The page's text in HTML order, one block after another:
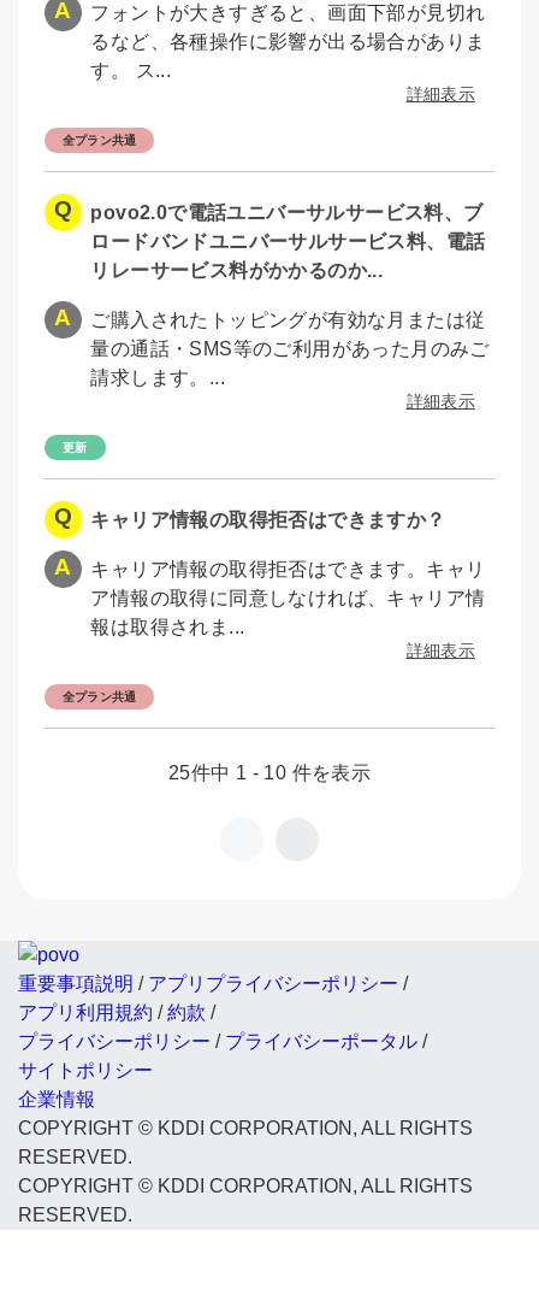
フォントが大きすぎると、画面下部が見切れ
るなど、各種操作に影響が出る場合がありま
す。 ス...
詳細表示
全プラン共通
povo2.0で電話ユニバーサルサービス料、ブ
ロードバンドユニバーサルサービス料、電話
リレーサービス料がかかるのか...
ご購入されたトッピングが有効な月または従
量の通話・SMS等のご利用があった月のみご
請求します。...
詳細表示
キャリア情報の取得拒否はできますか？
キャリア情報の取得拒否はできます。キャリ
ア情報の取得に同意しなければ、キャリア情
報は取得されま...
詳細表示
全プラン共通
25件中 1 - 10 件を表示
重要事項説明 / アプリプライバシーポリシー /
アプリ利用規約 /約款 /
プライバシーポリシー / プライバシーポータル /
サイトポリシー
企業情報
COPYRIGHT © KDDI CORPORATION, ALL RIGHTS
RESERVED.
COPYRIGHT © KDDI CORPORATION, ALL RIGHTS
RESERVED.